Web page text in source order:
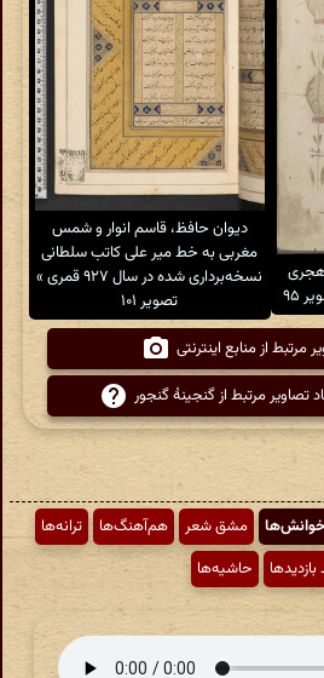
لسان الغیب سنهٔ ۹۲۰ هجری
۹۵
دیوان حافظ، قاسم انوار و شمس
مغربی به خط میر علی کاتب سلطانی
نسخه‌برداری شده در سال ۹۲۷ قمری »
تصویر ۱۰۱
مرتبط از منابع اینترنتی
تصاویر مرتبط از گنجینهٔ گنجور
مشق شعر هم‌آهنگ‌ها
ترانه‌ها
بازدیدها
حاشیه‌ها